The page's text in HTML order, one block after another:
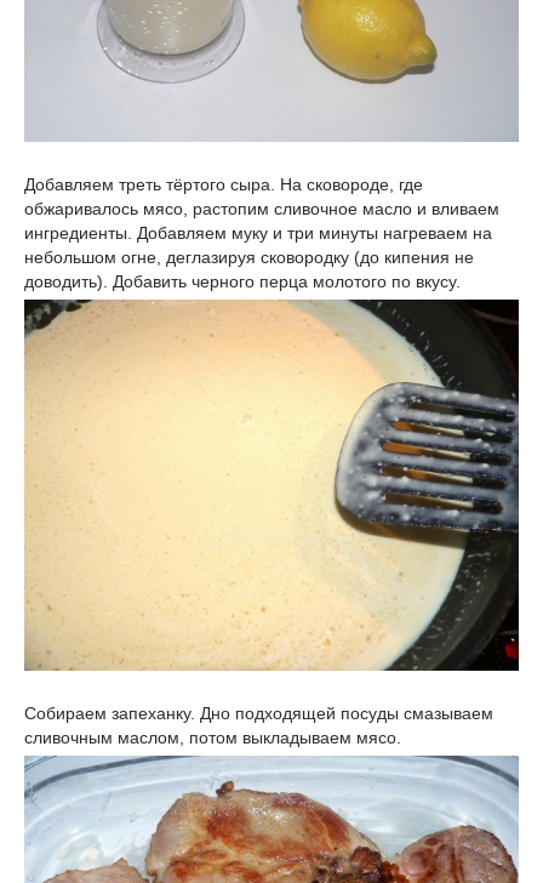
Добавляем треть тёртого сыра. На сковороде, где
обжаривалось мясо, растопим сливочное масло и вливаем
ингредиенты. Добавляем муку и три минуты нагреваем на
небольшом огне, деглазируя сковородку (до кипения не
доводить). Добавить черного перца молотого по вкусу.
Собираем запеханку. Дно подходящей посуды смазываем
сливочным маслом, потом выкладываем мясо.